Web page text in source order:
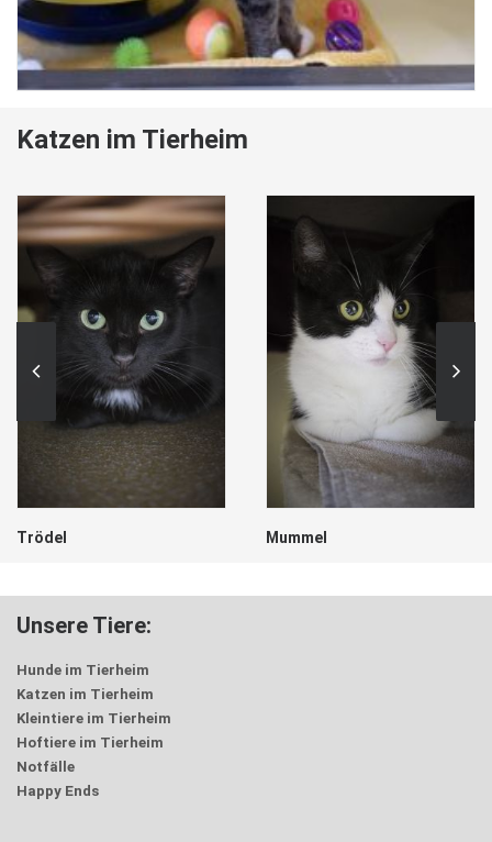
Katzen im Tierheim
Trödel Mummel
Unsere Tiere:
Hunde im Tierheim
Katzen im Tierheim
Kleintiere im Tierheim
Hoftiere im Tierheim
Notfälle
Happy Ends